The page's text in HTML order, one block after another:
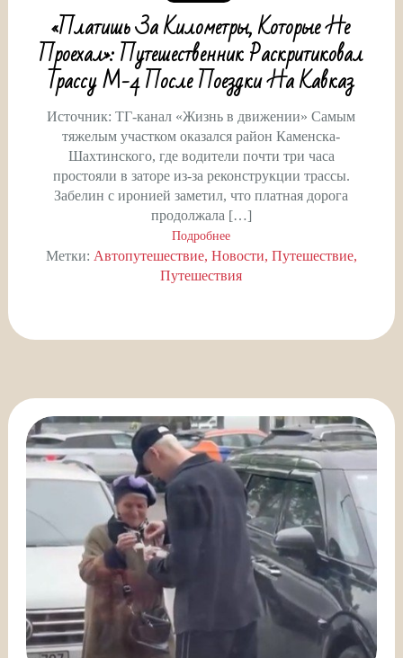
«Платишь За Километры, Которые Не
Проехал»: Путешественник Раскритиковал
Трассу М-4 После Поездки На Кавказ
Источник: ТГ-канал «Жизнь в движении» Самым
тяжелым участком оказался район Каменска-
Шахтинского, где водители почти три часа
простояли в заторе из-за реконструкции трассы.
Забелин с иронией заметил, что платная дорога
продолжала […]
Подробнее
Метки: Автопутешествие Новости Путешествие
Путешествия